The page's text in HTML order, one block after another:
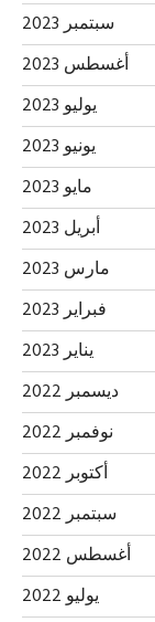
سبتمبر 2023
أغسطس 2023
يوليو 2023
يونيو 2023
مايو 2023
أبريل 2023
مارس 2023
فبراير 2023
يناير 2023
ديسمبر 2022
نوفمبر 2022
أكتوبر 2022
سبتمبر 2022
أغسطس 2022
يوليو 2022